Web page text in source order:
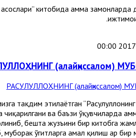
китобида ҳамма замонларда
(алайҳиссалом)
тақдим этилаётган
чиқарилгани ва баъзи ўқувчиларда
бешта жузъини бир китобга
ўгитларга амал қилиш ҳар бир